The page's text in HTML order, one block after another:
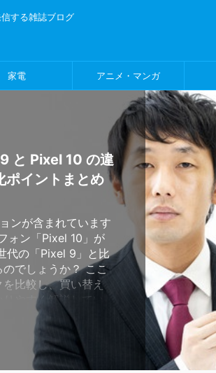
する雑誌ブログ
家電 アニメ・マンガ
と Pixel 10 の違
ポイントまとめ
ンが含まれています
ォン「Pixel 10」が
代の「Pixel 9」と比
でしょうか？ ここ
比較し、買い替え
やすく解説してい
10 のスペック比較
ィスプレイ 6.2イン
ト） 6.3インチ
ット） プロセッサ
古い？夏の遊園
注意
感した「暑さ対策
逃れるため、家族で
ってきました。
だろう」と思って
も30度超え。遊園
で長時間並ぶこと
上に感じました。
普通になってきまし
ると滅茶苦茶暑いん
ナメてた。熱中症に
とNA-
？ナノイーX搭
しく解説！
ニックNA-LX129DL
ナノイーXの衛生ケ
ニックのドラム式洗
高い「NA-
」。一見すると
要な違いがありま
ナノイーX」を活
点を当てながら、
く比較していきま
ルバッテリーの
省の新ルールま
テリーの発火事故
大丈夫？ 夏本番。
やタブレットの必
テリーに「発火事
特に2025年7月20日
でバッテリーが突
を負う深刻な事故が
ルバッテリーはリ
て、現在メーカー
鍵は必要？防
すすめの補助ロ
設置時に絶対おす
）の選び方と人気
窓用エアコン。工事
を少し開けた状態で
不安を感じている
うか？ 実は私も、
鍵を取り付けた経
お子さんがいる家
、補助鍵は必須レベ
ーコックのアイ
トアイテムと話
瓶メーカーが本気
？ 夏の外出、通
暑さで倒れそうに
？ 今回は、魔法瓶
瓶工業」が開発し
アイスパックシリー
の記事にはPRが含
クのアイスパックと
パックは、氷と水を
ドコモ光をもっ
光」の申込
】ネット代、まだ
で月々ラクになる話
リ。でも、家のネッ
方、実は多いんで
ト代、高いな〜」
てるなら、今が見
ahamoと相性バッ
をご紹介。しか
豪華なんです…！ こ
テレビの四隅が
さムラの正体と
の四隅が暗いのは
は 液晶テレビの四
故障？ 新しく買っ
、長年使っているテ
四隅だけ少し暗
せんか？ 実はこれ
見られる現象で、
象ですが、必ずし
液晶テレビの四隅が
に在庫切れ」と
解説
一時的に在庫切れ」
ことはありません
味があり、今後の
す。 この記事には
時的に在庫切れ」と
」は、Amazonが現
して持っていない
再入荷予定がある
、「販売終了」で
理由と背景 セールに
Watch 2のLTEモ
違いをわかりや
2のLTEモデルと
りやすく解説！
うと思ったとき、
ル、どっちを選べば
せんか？ この記事で
者の方でもわかる
の違いと選び方を
記事にはPRが含まれ
基本情報 Googleの